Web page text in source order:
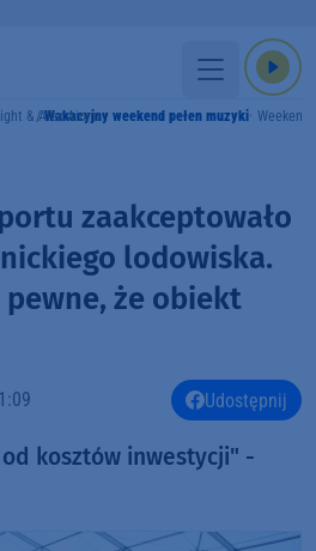
& Alex Aiono
Wakacyjny weekend pełen muzyki Weekend
zaakceptowało
lodowiska.
że obiekt
Udostępnij
od kosztów inwestycji" -